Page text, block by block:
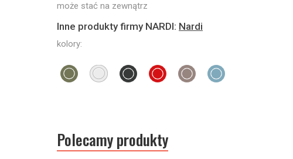
może stać na zewnątrz
Inne produkty firmy NARDI: Nardi
kolory:
Polecamy produkty